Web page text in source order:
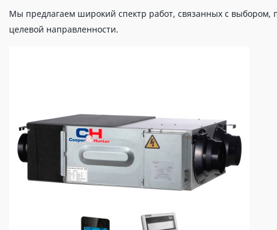
Мы предлагаем широкий спектр работ, связанных с выбором,
целевой направленности.